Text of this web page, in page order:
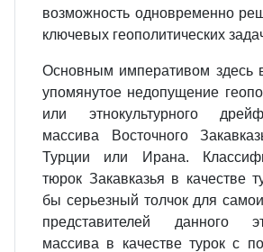
возможность одновременно
ключевых геополитических
Основным императивом здесь
упомянутое недопущение
или этнокультурного
массива Восточного
Турции или Ирана.
тюрок Закавказья в качестве
бы серьезный толчок для
представителей данного
массива в качестве турок с